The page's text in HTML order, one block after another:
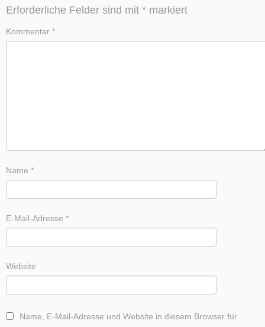
Erforderliche Felder sind mit * markiert
Kommentar *
Name *
E-Mail-Adresse *
Website
Name, E-Mail-Adresse und Website in diesem Browser für